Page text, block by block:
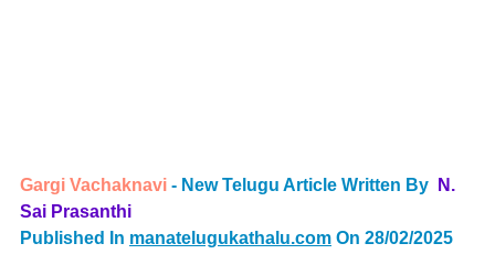
Gargi Vachaknavi - New Telugu Article Written By
N.
Sai Prasanthi
Published In manatelugukathalu.com On 28/02/2025